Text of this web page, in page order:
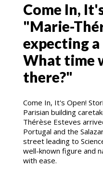
Come In,
"Marie-
expecting a
What time
there?"
Come In, It's Open!
Parisian building
Thérèse Esteves
Portugal and the
street leading to
well-known figure and
with ease.